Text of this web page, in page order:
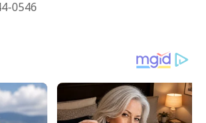
ㅤ